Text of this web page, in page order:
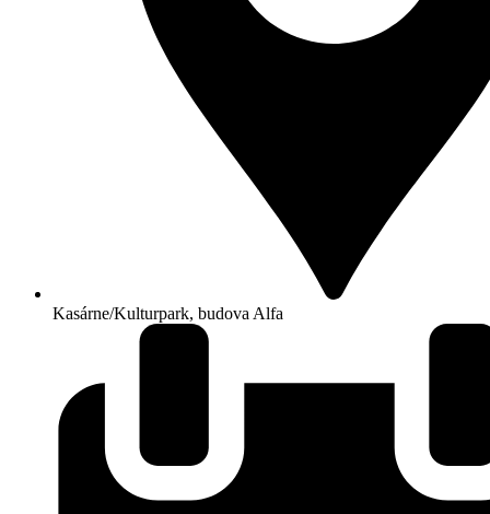
Kasárne/Kulturpark, budova Alfa